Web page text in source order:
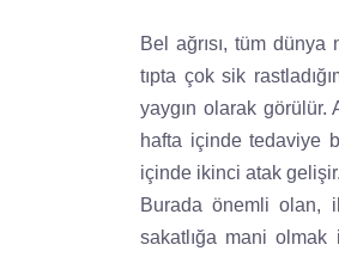
Bel ağrısı, tüm
tıpta çok sik
yaygın olarak görülür.
hafta içinde tedaviye
içinde ikinci atak
Burada önemli olan,
sakatlığa mani olmak